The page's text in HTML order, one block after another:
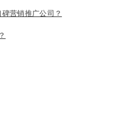
营销推广公司？